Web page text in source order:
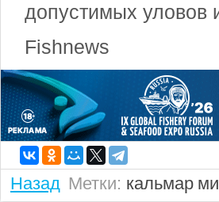
допустимых уловов
Fishnews
Назад Метки: кальмар